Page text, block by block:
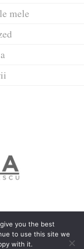
mele
fișierele cookies
you the best
to use this site we
with it.